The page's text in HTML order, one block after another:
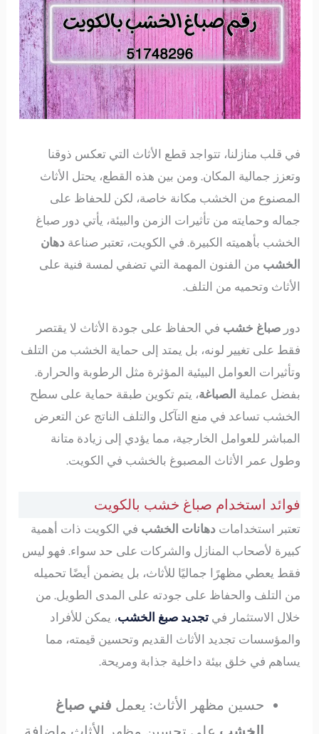
في قلب منازلنا، تتواجد قطع الأثاث التي تعكس ذوقنا
وتعزز جمالية المكان. ومن بين هذه القطع، يحتل الأثاث
المصنوع من الخشب مكانة خاصة، لكن للحفاظ على
جماله وحمايته من تأثيرات الزمن والبيئة، يأتي دور صباغ
الخشب بأهميته الكبيرة. في الكويت، تعتبر صناعةدهان
الخشب من الفنون المهمة التي تضفي لمسة فنية على
الأثاث وتحميه من التلف.
دورصباغ خشب في الحفاظ على جودة الأثاث لا يقتصر
فقط على تغيير لونه، بل يمتد إلى حماية الخشب من التلف
وتأثيرات العوامل البيئية المؤثرة مثل الرطوبة والحرارة.
بفضل عملية الصباغة، يتم تكوين طبقة حماية على سطح
الخشب تساعد في منع التآكل والتلف الناتج عن التعرض
المباشر للعوامل الخارجية، مما يؤدي إلى زيادة متانة
وطول عمر الأثاث المصبوغ بالخشب في الكويت.
فوائد استخدام صباغ خشب بالكويت
تعتبر استخداماتدهانات الخشب في الكويت ذات أهمية
كبيرة لأصحاب المنازل والشركات على حد سواء. فهو ليس
فقط يعطي مظهرًا جماليًا للأثاث، بل يضمن أيضًا تحميله
من التلف والحفاظ على جودته على المدى الطويل. من
خلال الاستثمار فيتجديد صبغ الخشب، يمكن للأفراد
والمؤسسات تجديد الأثاث القديم وتحسين قيمته، مما
يساهم في خلق بيئة داخلية جذابة ومريحة.
حسين مظهر الأثاث: يعمل فني صباغ